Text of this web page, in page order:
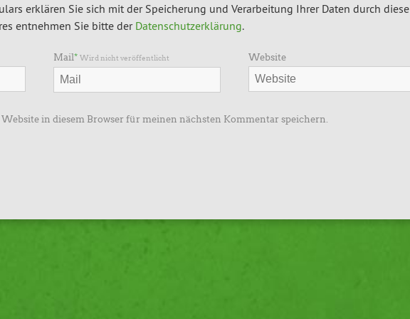
erklären Sie sich mit der Speicherung und Verarbeitung Ihrer Daten durch diese
entnehmen Sie bitte der Datenschutzerklärung.
Mail* Wird nicht veröffentlicht Website
in diesem Browser für meinen nächsten Kommentar speichern.